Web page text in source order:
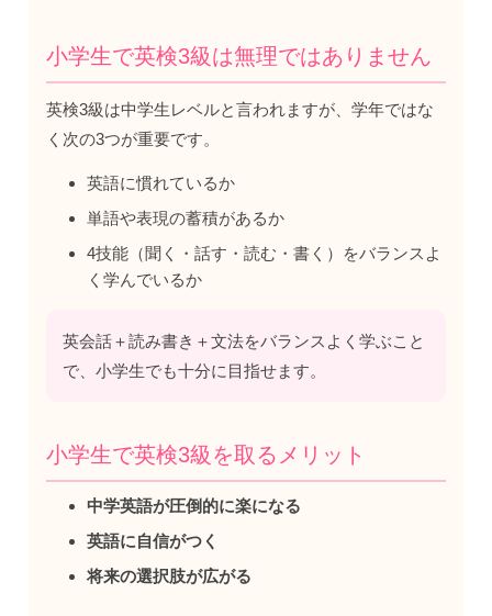
小学生で英検3級は無理ではありません
英検3級は中学生レベルと言われますが、学年ではな
く次の3つが重要です。
英語に慣れているか
単語や表現の蓄積があるか
4技能（聞く・話す・読む・書く）をバランスよ
く学んでいるか
英会話＋読み書き＋文法をバランスよく学ぶこと
で、小学生でも十分に目指せます。
小学生で英検3級を取るメリット
中学英語が圧倒的に楽になる
英語に自信がつく
将来の選択肢が広がる